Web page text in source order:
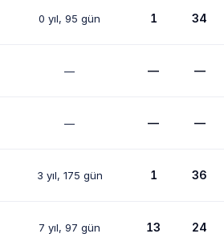
0 yıl, 95 gün 1 34
— — —
— — —
3 yıl, 175 gün 1 36
7 yıl, 97 gün 13 24